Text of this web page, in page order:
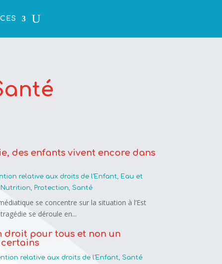
des enfants vivent encore dans
relative aux droits de l'Enfant, Eau et
Nutrition, Protection, Santé
se concentre sur la situation à l’Est
se déroule en...
droit pour tous et non un
relative aux droits de l'Enfant, Santé